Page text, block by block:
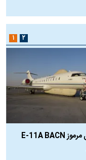
هواپیمای مرموز E-11A BACN
۱ ۲